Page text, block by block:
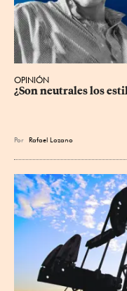
OPINIÓN
¿Son neutrales los
Por Rafael Lozano